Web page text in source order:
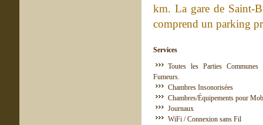
km. La gare de Saint-
comprend un parking
Services
Toutes les Parties
Fumeurs.
Chambres Insonorisées
Chambres/Équipements pour
Journaux
WiFi / Connexion sans Fil